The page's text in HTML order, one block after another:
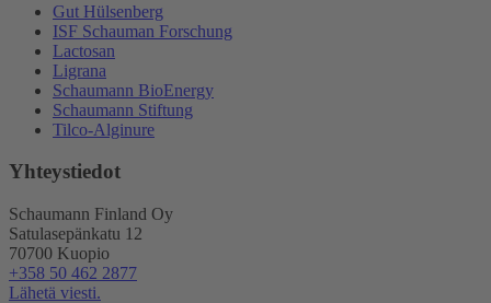
Gut Hülsenberg
ISF Schauman Forschung
Lactosan
Ligrana
Schaumann BioEnergy
Schaumann Stiftung
Tilco-Alginure
Yhteystiedot
Schaumann Finland Oy
Satulasepänkatu 12
70700 Kuopio
+358 50 462 2877
Lähetä viesti.